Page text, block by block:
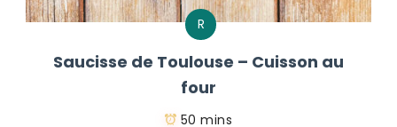
R
Saucisse de Toulouse – Cuisson au
four
50 mins